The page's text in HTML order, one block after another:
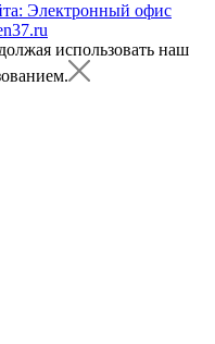
Электронный офис
использовать наш